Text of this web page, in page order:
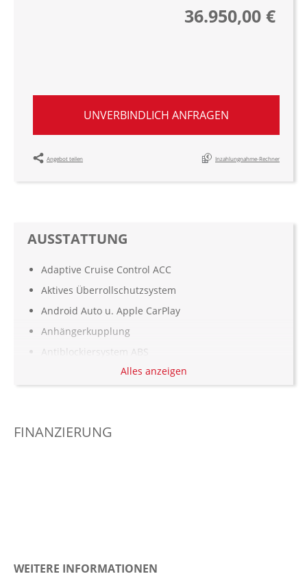
36.950,00 €
UNVERBINDLICH ANFRAGEN
Angebot teilen Inzahlungnahme-Rechner
AUSSTATTUNG
Adaptive Cruise Control ACC
Aktives Überrollschutzsystem
Android Auto u. Apple CarPlay
Anhängerkupplung
Antiblockiersystem ABS
Armauflage hinten
Automatisch abblendender Innenspiegel
Bergabfahrhilfe
Alles anzeigen
FINANZIERUNG
WEITERE INFORMATIONEN